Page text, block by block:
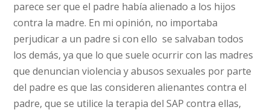
parece ser que el padre había alienado a los hijos
contra la madre. En mi opinión, no importaba
perjudicar a un padre si con ello se salvaban todos
los demás, ya que lo que suele ocurrir con las madres
que denuncian violencia y abusos sexuales por parte
del padre es que las consideren alienantes contra el
padre, que se utilice la terapia del SAP contra ellas,